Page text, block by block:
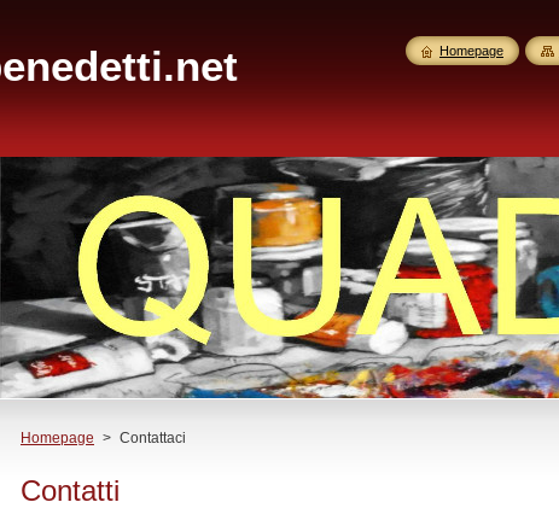
Homepage > Contattaci
Contatti
Homepage